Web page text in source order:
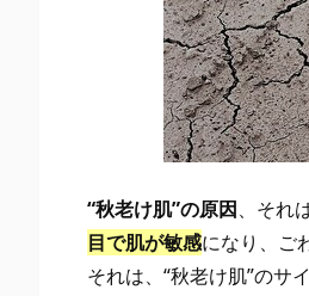
れ
る
2.
“秋老け肌”の原因、それ
目で肌が敏感になり、ご
それは、“秋老け肌”のサ